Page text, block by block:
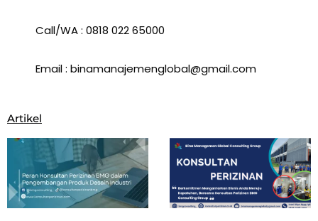
Call/WA : 0818 022 65000
Email : binamanajemenglobal@gmail.com
Artikel